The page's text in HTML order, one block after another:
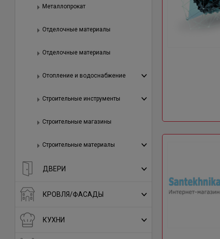
Металлопрокат
Отделочные материалы
Отделочные материалы
Отопление и водоснабжение
Строительные инструменты
Строительные магазины
Строительные материалы
ДВЕРИ
КРОВЛЯ/ФАСАДЫ
КУХНИ